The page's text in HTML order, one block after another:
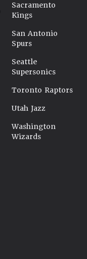
Sacramento
Kings
San Antonio
Spurs
Seattle
Supersonics
Toronto Raptors
Utah Jazz
Washington
Wizards